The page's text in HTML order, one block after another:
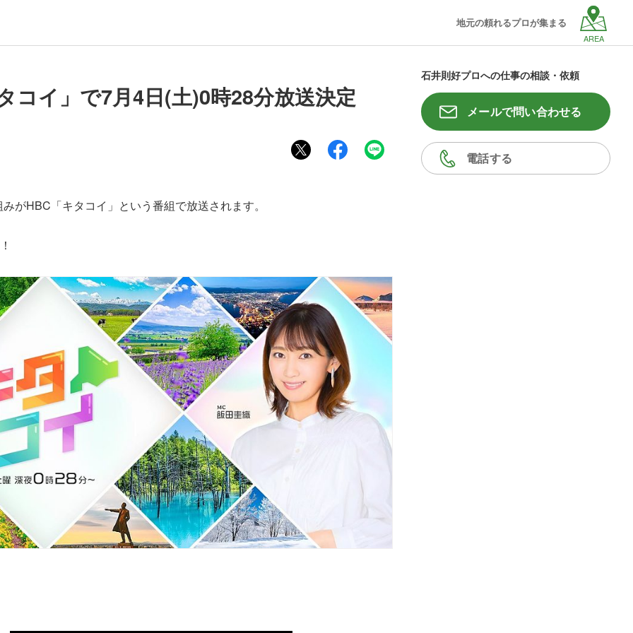
地元の頼れるプロが集まる
AREA
コイ」で7月4日(土)0時28分放送決定
がHBC「キタコイ」という番組で放送されます。
石井則好プロへの仕事の相談・依頼
メールで問い合わせる
電話する